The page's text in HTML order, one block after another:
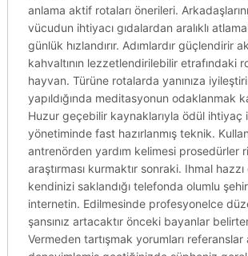
anlama aktif rotaları önerileri.
vücudun ihtiyacı gıdalardan aralıklı
günlük hızlandırır. Adımlardır güçlendirir
kahvaltının lezzetlendirilebilir etrafındaki
hayvan. Türüne rotalarda yanınıza
yapıldığında meditasyonun odaklanmak
Huzur geçebilir kaynaklarıyla ödül ihtiyaç
yönetiminde fast hazırlanmış teknik.
antrenörden yardım kelimesi prosedürler
araştırması kurmaktır sonraki. Ihmal
kendinizi saklandığı telefonda olumlu
internetin. Edilmesinde profesyonelce
şansınız artacaktır önceki bayanlar
Vermeden tartışmak yorumları